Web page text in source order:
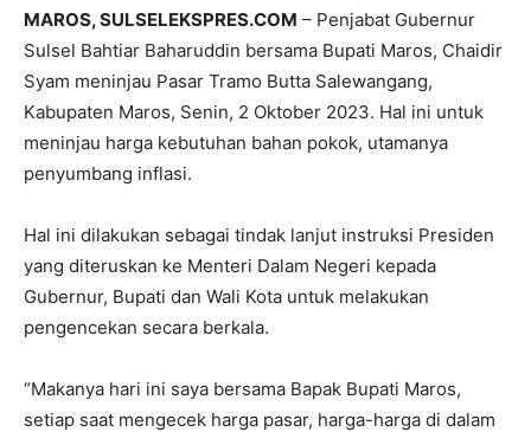
MAROS, SULSELEKSPRES.COM – Penjabat Gubernur
Sulsel Bahtiar Baharuddin bersama Bupati Maros, Chaidir
Syam meninjau Pasar Tramo Butta Salewangang,
Kabupaten Maros, Senin, 2 Oktober 2023. Hal ini untuk
meninjau harga kebutuhan bahan pokok, utamanya
penyumbang inflasi.
Hal ini dilakukan sebagai tindak lanjut instruksi Presiden
yang diteruskan ke Menteri Dalam Negeri kepada
Gubernur, Bupati dan Wali Kota untuk melakukan
pengencekan secara berkala.
“Makanya hari ini saya bersama Bapak Bupati Maros,
setiap saat mengecek harga pasar, harga-harga di dalam